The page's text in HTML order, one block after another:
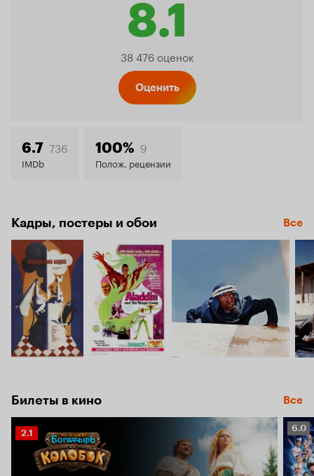
8.1
Рейтинг
8.1
38 476 оценок
Оценить
6.7 736
IMDb
100% 9
Полож. рецензии
Кадры, постеры и обои Все
Билеты в кино Все
Рейтинг
Кинопоиска
2.1
6.0
6.0